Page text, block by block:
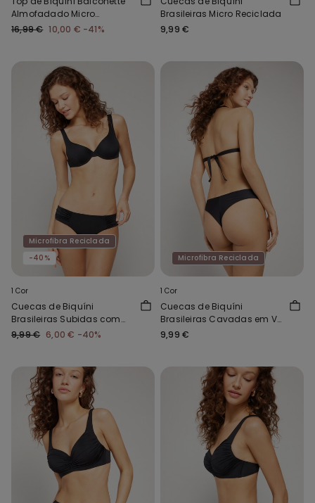
Almofadado Micro
Reciclada
16,99 € 10,00 € -41%
Brasileiras Micro Reciclada
9,99 €
Microfibra Reciclada
-40%
1 Cor
Cuecas de Biquíni
Brasileiras Subidas com
Franzido Micro Reciclada
9,99 € 6,00 € -40%
Microfibra Reciclada
1 Cor
Cuecas de Biquíni
Brasileiras Cavadas em V
Micro Reciclada
9,99 €